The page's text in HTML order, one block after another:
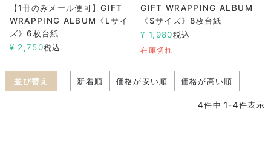
【1冊のみメール便可】GIFT
WRAPPING ALBUM《Lサイ
ズ》6枚台紙
¥ 2,750税込
GIFT WRAPPING ALBUM
《Sサイズ》8枚台紙
¥ 1,980税込
在庫切れ
並び替え 新着順 価格が安い順 価格が高い順
4件中 1-4件表示